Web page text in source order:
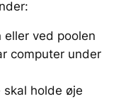
ved poolen
computer under
holde øje